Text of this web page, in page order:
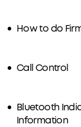
How to do
Call Control
Bluetooth
Information